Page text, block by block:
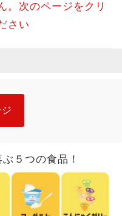
。次のページをクリ
さい
５つの食品！